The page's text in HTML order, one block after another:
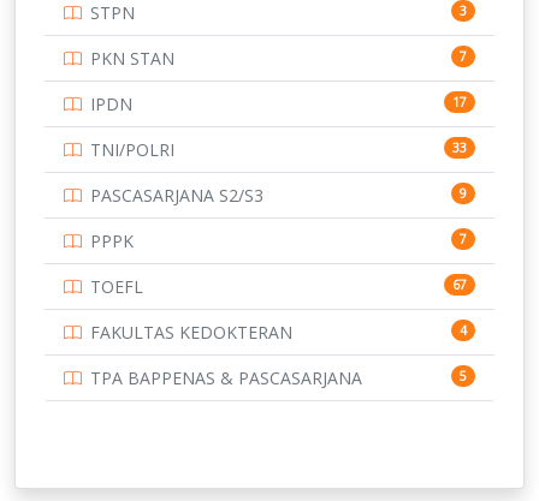
15
15
14
14
UNIVERSITAS CENDRAWASIH 14
15
219
11
134
UNIVERSITAS JEMBER
STPN 3
PKN STAN 7
IPDN 17
TNI/POLRI 33
PASCASARJANA S2/S3 9
PPPK 7
TOEFL 67
FAKULTAS KEDOKTERAN 4
TPA BAPPENAS & PASCASARJANA 5